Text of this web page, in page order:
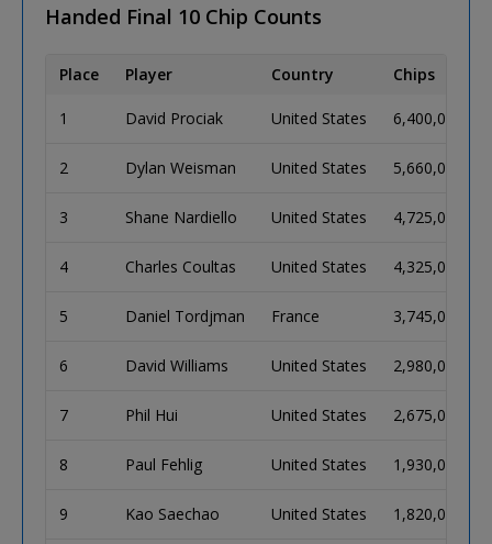
Handed Final 10 Chip Counts
Place Player Country Chips
1 David Prociak United States 6,400,000
2 Dylan Weisman United States 5,660,000
3 Shane Nardiello United States 4,725,000
4 Charles Coultas United States 4,325,000
5 Daniel Tordjman France 3,745,000
6 David Williams United States 2,980,000
7 Phil Hui United States 2,675,000
8 Paul Fehlig United States 1,930,000
9 Kao Saechao United States 1,820,000